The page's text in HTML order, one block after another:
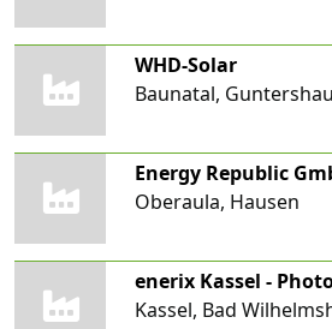
WHD-Solar
Baunatal,
Energy Republic
Oberaula, Hausen
Kassel, Bad